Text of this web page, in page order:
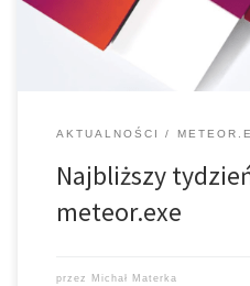
AKTUALNOŚCI
Najbliższy
meteor.exe
przez Michał Materka